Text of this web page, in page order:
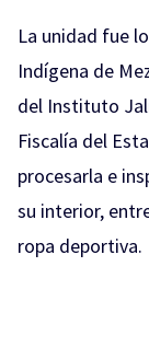
La unidad fue
Indígena de
del Instituto
Fiscalía del
procesarla e
su interior,
ropa deportiva.